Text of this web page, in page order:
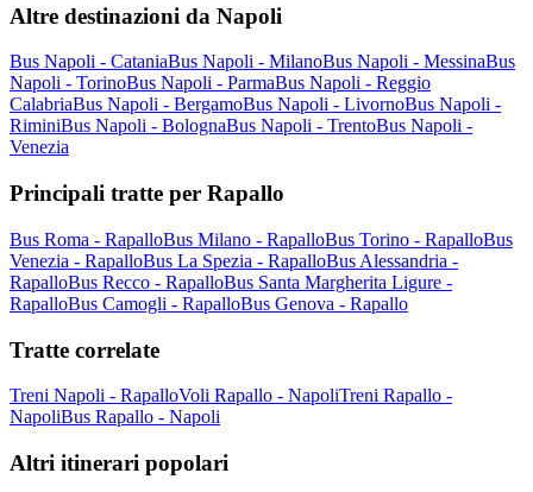
Altre destinazioni da Napoli
Bus Napoli - CataniaBus Napoli - MilanoBus Napoli - MessinaBus
Napoli - TorinoBus Napoli - ParmaBus Napoli - Reggio
CalabriaBus Napoli - BergamoBus Napoli - LivornoBus Napoli -
RiminiBus Napoli - BolognaBus Napoli - TrentoBus Napoli -
Venezia
Principali tratte per Rapallo
Bus Roma - RapalloBus Milano - RapalloBus Torino - RapalloBus
Venezia - RapalloBus La Spezia - RapalloBus Alessandria -
RapalloBus Recco - RapalloBus Santa Margherita Ligure -
RapalloBus Camogli - RapalloBus Genova - Rapallo
Tratte correlate
Treni Napoli - RapalloVoli Rapallo - NapoliTreni Rapallo -
NapoliBus Rapallo - Napoli
Altri itinerari popolari